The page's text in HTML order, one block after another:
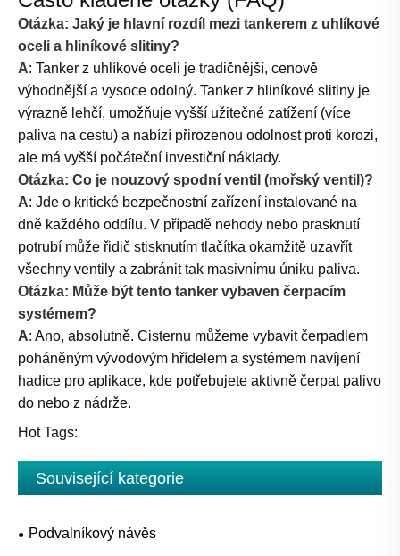
Otázka: Jaký je hlavní rozdíl mezi tankerem z uhlíkové
oceli a hliníkové slitiny?
A: Tanker z uhlíkové oceli je tradičnější, cenově
výhodnější a vysoce odolný. Tanker z hliníkové slitiny je
výrazně lehčí, umožňuje vyšší užitečné zatížení (více
paliva na cestu) a nabízí přirozenou odolnost proti korozi,
ale má vyšší počáteční investiční náklady.
Otázka: Co je nouzový spodní ventil (mořský ventil)?
A: Jde o kritické bezpečnostní zařízení instalované na
dně každého oddílu. V případě nehody nebo prasknutí
potrubí může řidič stisknutím tlačítka okamžitě uzavřít
všechny ventily a zabránit tak masivnímu úniku paliva.
Otázka: Může být tento tanker vybaven čerpacím
systémem?
A: Ano, absolutně. Cisternu můžeme vybavit čerpadlem
poháněným vývodovým hřídelem a systémem navíjení
hadice pro aplikace, kde potřebujete aktivně čerpat palivo
do nebo z nádrže.
Hot Tags:
Související kategorie
Podvalníkový návěs